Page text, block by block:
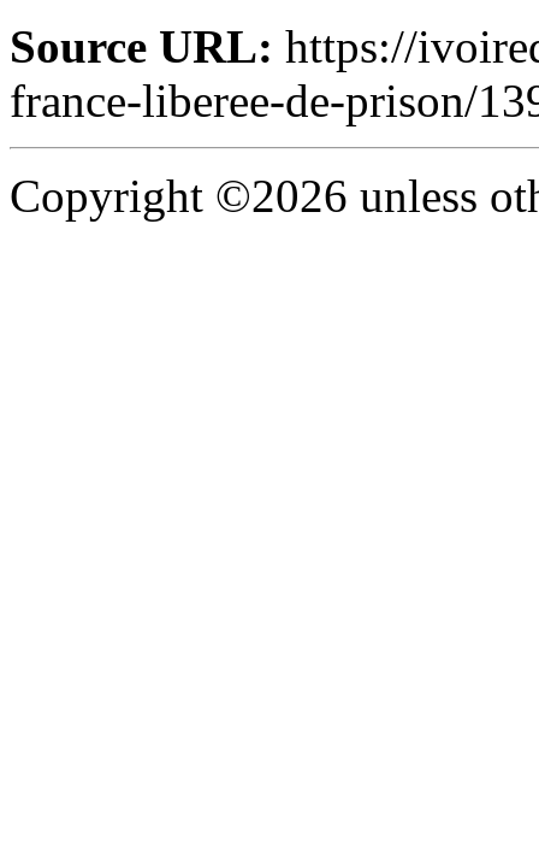
Source URL: https://
france-liberee-de-prison/
Copyright ©2026 unless